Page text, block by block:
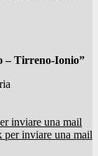
– Tirreno-Ionio”
inviare una mail
per inviare una mail